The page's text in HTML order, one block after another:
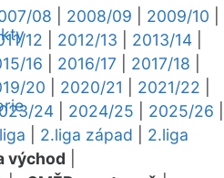
08 2008/09 2009/10
12 2012/13 2013/14
16 2016/17 2017/18
20 2020/21 2021/22
24 2024/25 2025/26
2.liga západ
2.liga
východ